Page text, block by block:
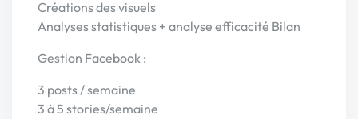
Créations des visuels
Analyses statistiques + analyse efficacité Bilan
Gestion Facebook :
3 posts / semaine
3 à 5 stories/semaine